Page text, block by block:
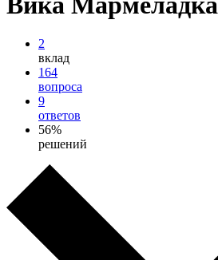
2
вклад
164
вопроса
9
ответов
56%
решений